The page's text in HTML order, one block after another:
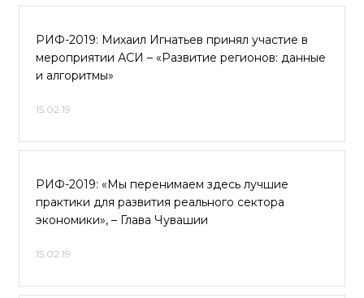
РИФ-2019: Михаил Игнатьев принял участие в
мероприятии АСИ – «Развитие регионов: данные
и алгоритмы»
15.02.19
РИФ-2019: «Мы перенимаем здесь лучшие
практики для развития реального сектора
экономики», – Глава Чувашии
15.02.19